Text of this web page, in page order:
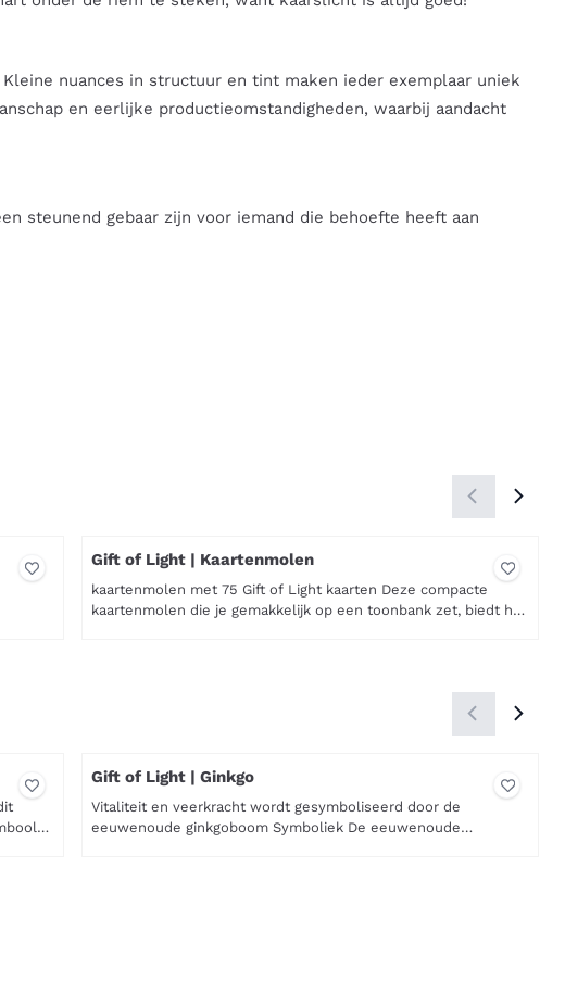
nuances in structuur en tint maken ieder exemplaar uniek
en eerlijke productieomstandigheden, waarbij aandacht
steunend gebaar zijn voor iemand die behoefte heeft aan
Gift of Light | Kaartenmolen
kaartenmolen met 75 Gift of Light kaarten Deze compacte
kaartenmolen die je gemakkelijk op een toonbank zet, biedt het
hun keuze maken door de uitleg van de symbolen op de...
Gift of Light | Ginkgo
Vitaliteit en veerkracht wordt gesymboliseerd door de
eeuwenoude ginkgoboom Symboliek De eeuwenoude